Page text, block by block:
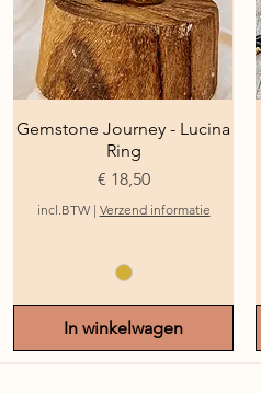
Snel overzicht
Gemstone Journey - Lucina
Ring
Prijs
€ 18,50
incl.BTW | Verzend informatie
In winkelwagen